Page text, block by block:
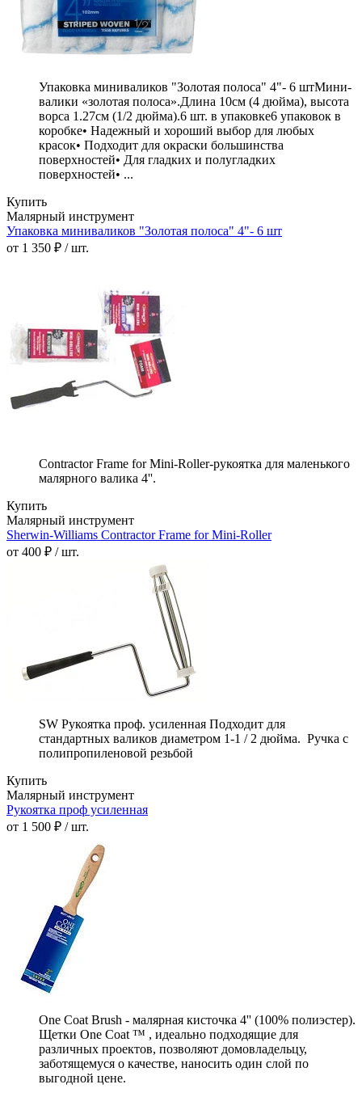
Упаковка миниваликов "Золотая полоса" 4"- 6 штМини-
валики «золотая полоса».Длина 10см (4 дюйма), высота
ворса 1.27см (1/2 дюйма).6 шт. в упаковке6 упаковок в
коробке• Надежный и хороший выбор для любых
красок• Подходит для окраски большинства
поверхностей• Для гладких и полугладких
поверхностей• ...
Купить
Малярный инструмент
Упаковка миниваликов "Золотая полоса" 4"- 6 шт
от 1 350 ₽ / шт.
Contractor Frame for Mini-Roller-рукоятка для маленького
малярного валика 4''.
Купить
Малярный инструмент
Sherwin-Williams Contractor Frame for Mini-Roller
от 400 ₽ / шт.
SW Рукоятка проф. усиленная Подходит для
стандартных валиков диаметром 1-1 / 2 дюйма. Ручка с
полипропиленовой резьбой
Купить
Малярный инструмент
Рукоятка проф усиленная
от 1 500 ₽ / шт.
One Coat Brush - малярная кисточка 4'' (100% полиэстер).
Щетки One Coat ™ , идеально подходящие для
различных проектов, позволяют домовладельцу,
заботящемуся о качестве, наносить один слой по
выгодной цене.